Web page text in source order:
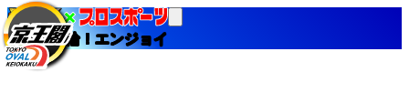
当たる競輪！エンジョイ